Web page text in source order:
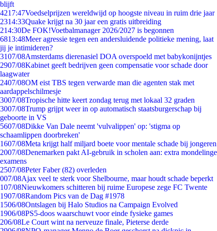
blijft
4217:47Voedselprijzen wereldwijd op hoogste niveau in ruim drie jaar
2314:33Quake krijgt na 30 jaar een gratis uitbreiding
214:30De FOK!Voetbalmanager 2026/2027 is begonnen
6813:48Meer agressie tegen een andersluidende politieke mening, laat
jij je intimideren?
3107/08Amsterdams dierenasiel DOA overspoeld met babykonijntjes
2907/08Kabinet geeft bedrijven geen compensatie voor schade door
laagwater
2407/08OM eist TBS tegen verwarde man die agenten stak met
aardappelschilmesje
3007/08Tropische hitte keert zondag terug met lokaal 32 graden
3007/08Trump grijpt weer in op automatisch staatsburgerschap bij
geboorte in VS
5607/08Dikke Van Dale neemt 'vulvalippen' op: 'stigma op
schaamlippen doorbreken'
1607/08Meta krijgt half miljard boete voor mentale schade bij jongeren
2007/08Denemarken pakt AI-gebruik in scholen aan: extra mondelinge
examens
2507/08Peter Faber (82) overleden
007/08Ajax veel te sterk voor Shelbourne, maar houdt schade beperkt
107/08Nieuwkomers schitteren bij ruime Europese zege FC Twente
1907/08Random Pics van de Dag #1978
1506/08Ontslagen bij Halo Studios na Campaign Evolved
1906/08PS5-doos waarschuwt voor einde fysieke games
206/08Le Court wint na nerveuze finale, Pieterse derde